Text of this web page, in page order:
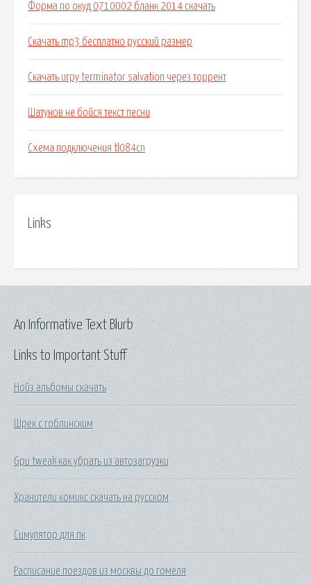
Форма по окуд 0710002 бланк 2014 скачать
Скачать mp3 бесплатно русский размер
Скачать игру terminator salvation через торрент
Шатунов не бойся текст песни
Схема подключения tl084cn
Links
Links to Important Stuff
Нойз альбомы скачать
Шрек с гоблинским
Gpu tweak как убрать из автозагрузки
Хранители комикс скачать на русском
Симулятор для пк
Расписание поездов из москвы до гомеля
An Informative Text Blurb